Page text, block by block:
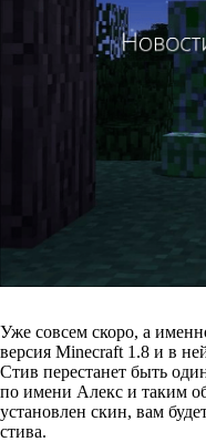
Уже совсем скоро, а
версия Minecraft 1.8 и в
Стив перестанет быть
по имени Алекс и таким
установлен скин, вам
стива.